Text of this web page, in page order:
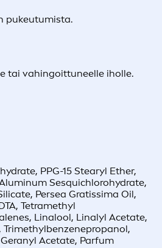
pukeutumista.
tai vahingoittuneelle iholle.
PPG-15 Stearyl Ether,
Sesquichlorohydrate,
Persea Gratissima Oil,
Tetramethyl
Linalool, Linalyl Acetate,
Acetate, Parfum